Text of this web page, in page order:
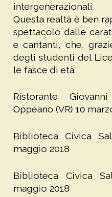
intergenerazionali.
Questa realtà è ben
spettacolo dalle
e cantanti, che,
degli studenti del
le fasce di età.
Ristorante
Oppeano (VR) 10
Biblioteca Civica
maggio 2018
Biblioteca Civica
maggio 2018